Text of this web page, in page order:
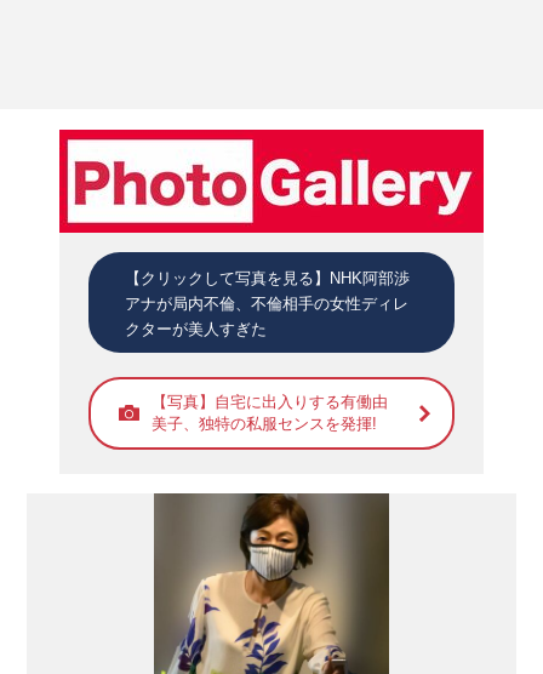
【クリックして写真を見る】NHK阿部渉
アナが局内不倫、不倫相手の女性ディレ
クターが美人すぎた
【写真】自宅に出入りする有働由
美子、独特の私服センスを発揮!